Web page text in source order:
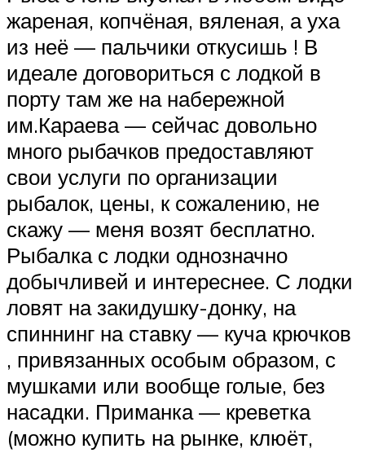
жареная, копчёная, вяленая, а уха
из неё — пальчики откусишь ! В
идеале договориться с лодкой в
порту там же на набережной
им.Караева — сейчас довольно
много рыбачков предоставляют
свои услуги по организации
рыбалок, цены, к сожалению, не
скажу — меня возят бесплатно.
Рыбалка с лодки однозначно
добычливей и интереснее. С лодки
ловят на закидушку-донку, на
спиннинг на ставку — куча крючков
, привязанных особым образом, с
мушками или вообще голые, без
насадки. Приманка — креветка
(можно купить на рынке, клюёт,